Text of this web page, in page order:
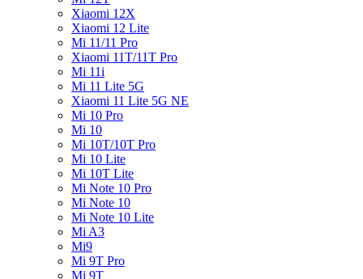
Xiaomi 12X
Xiaomi 12 Lite
Mi 11/11 Pro
Xiaomi 11T/11T Pro
Mi 11i
Mi 11 Lite 5G
Xiaomi 11 Lite 5G NE
Mi 10 Pro
Mi 10
Mi 10T/10T Pro
Mi 10 Lite
Mi 10T Lite
Mi Note 10 Pro
Mi Note 10
Mi Note 10 Lite
Mi A3
Mi9
Mi 9T Pro
Mi 9T